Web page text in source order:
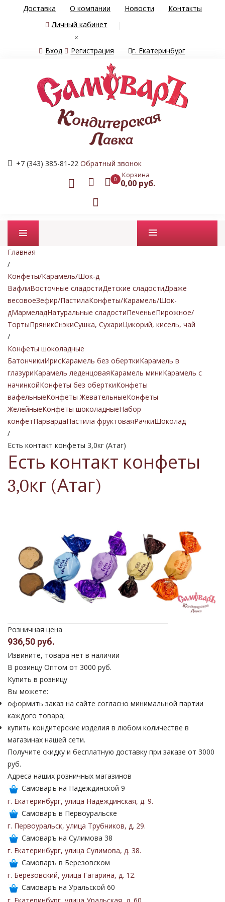
Доставка О компании Новости
Контакты
Личный кабинет
×
Вход
Регистрация г. Екатеринбург
+7 (343) 385-81-22 Обратный звонок
0 Корзина
0,00 руб.
Промо товары
Главная
/
Конфеты/Карамель/Шок-д
ВафлиВосточные сладостиДетские сладостиДраже
весовоеЗефир/ПастилаКонфеты/Карамель/Шок-
дМармеладНатуральные сладостиПеченьеПирожное/
ТортыПряникСнэкиСушка, СухариЦикорий, кисель, чай
/
Конфеты шоколадные
БатончикиИрисКарамель без оберткиКарамель в
глазуриКарамель леденцоваяКарамель миниКарамель с
начинкойКонфеты без оберткиКонфеты
вафельныеКонфеты ЖевательныеКонфеты
ЖелейныеКонфеты шоколадныеНабор
конфетПарвардаПастила фруктоваяРачкиШоколад
/
Есть контакт конфеты 3,0кг (Атаг)
Есть контакт конфеты
3,0кг (Атаг)
Розничная цена
936,50 руб.
Извините, товара нет в наличии
В розинцу Оптом от 3000 руб.
Купить в розницу
Вы можете:
оформить заказ на сайте согласно минимальной партии
каждого товара;
купить кондитерские изделия в любом количестве в
магазинах нашей сети.
Получите скидку и бесплатную доставку при заказе от 3000
руб.
Адреса наших розничных магазинов
Самоваръ на Надеждинской 9
г. Екатеринбург, улица Надеждинская, д. 9.
Самоваръ в Первоуральске
г. Первоуральск, улица Трубников, д. 29.
Самоваръ на Сулимова 38
г. Екатеринбург, улица Сулимова, д. 38.
Самоваръ в Березовском
г. Березовский, улица Гагарина, д. 12.
Самоваръ на Уральской 60
г. Екатеринбург улица Уральская д. 60